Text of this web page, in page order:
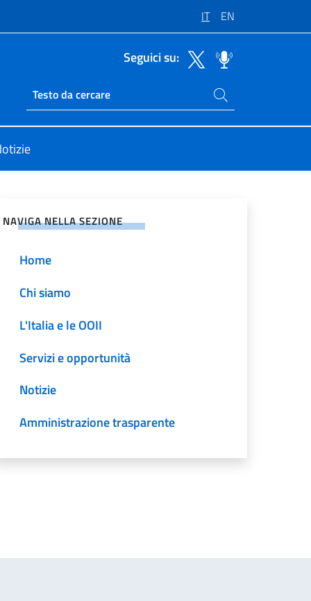
IT EN
Roma
Seguici su:
Ricerca sito live
Cerca nel sito
NAVIGA NELLA SEZIONE
Home
Chi siamo
L'Italia e le OOII
Servizi e opportunità
Notizie
Amministrazione trasparente